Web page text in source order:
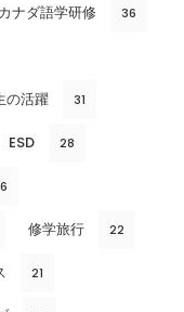
カナダ語学研修 36
の活躍 31
ESD 28
修学旅行 22
21